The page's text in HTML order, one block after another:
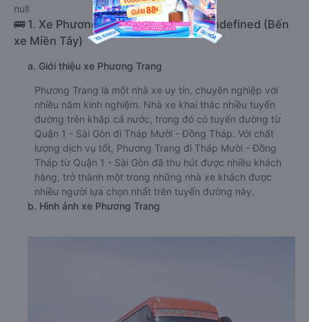
null
🚌 1. Xe Phương Trang khởi hành tại undefined (Bến
xe Miền Tây)
a. Giới thiệu xe Phương Trang
Phương Trang là một nhà xe uy tín, chuyên nghiệp với
nhiều năm kinh nghiệm. Nhà xe khai thác nhiều tuyến
đường trên khắp cả nước, trong đó có tuyến đường từ
Quận 1 - Sài Gòn đi Tháp Mười - Đồng Tháp. Với chất
lượng dịch vụ tốt, Phương Trang đi Tháp Mười - Đồng
Tháp từ Quận 1 - Sài Gòn đã thu hút được nhiều khách
hàng, trở thành một trong những nhà xe khách được
nhiều người lựa chọn nhất trên tuyến đường này.
b. Hình ảnh xe Phương Trang